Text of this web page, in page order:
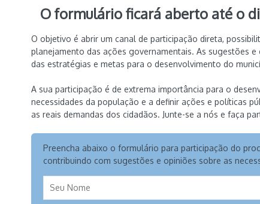
O formulário ficará aberto até o
O objetivo é abrir um canal de participação direta,
planejamento das ações governamentais. As sugestões
das estratégias e metas para o desenvolvimento do
A sua participação é de extrema importância para o
necessidades da população e a definir ações e políticas
as reais demandas dos cidadãos. Junte-se a nós e faça
Preencha abaixo o formulário para participação do
contribuindo com sugestões e opiniões sobre as